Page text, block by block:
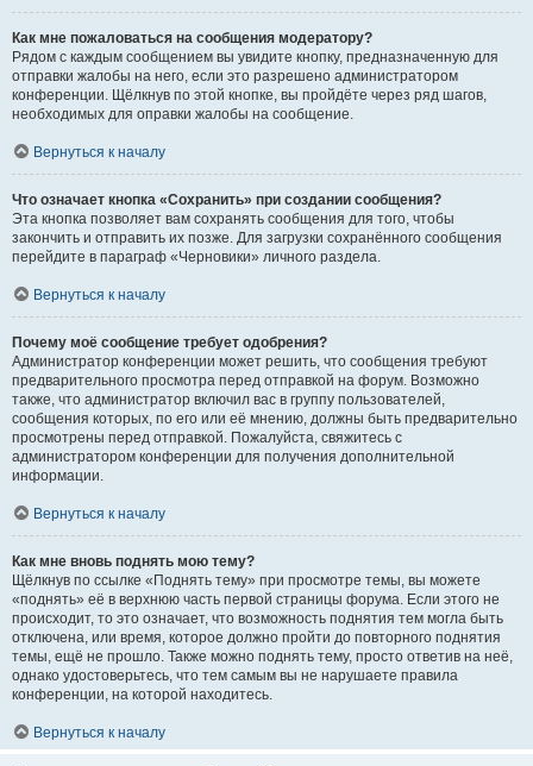
Как мне пожаловаться на сообщения модератору?
Рядом с каждым сообщением вы увидите кнопку, предназначенную для
отправки жалобы на него, если это разрешено администратором
конференции. Щёлкнув по этой кнопке, вы пройдёте через ряд шагов,
необходимых для оправки жалобы на сообщение.
Вернуться к началу
Что означает кнопка «Сохранить» при создании сообщения?
Эта кнопка позволяет вам сохранять сообщения для того, чтобы
закончить и отправить их позже. Для загрузки сохранённого сообщения
перейдите в параграф «Черновики» личного раздела.
Вернуться к началу
Почему моё сообщение требует одобрения?
Администратор конференции может решить, что сообщения требуют
предварительного просмотра перед отправкой на форум. Возможно
также, что администратор включил вас в группу пользователей,
сообщения которых, по его или её мнению, должны быть предварительно
просмотрены перед отправкой. Пожалуйста, свяжитесь с
администратором конференции для получения дополнительной
информации.
Вернуться к началу
Как мне вновь поднять мою тему?
Щёлкнув по ссылке «Поднять тему» при просмотре темы, вы можете
«поднять» её в верхнюю часть первой страницы форума. Если этого не
происходит, то это означает, что возможность поднятия тем могла быть
отключена, или время, которое должно пройти до повторного поднятия
темы, ещё не прошло. Также можно поднять тему, просто ответив на неё,
однако удостоверьтесь, что тем самым вы не нарушаете правила
конференции, на которой находитесь.
Вернуться к началу